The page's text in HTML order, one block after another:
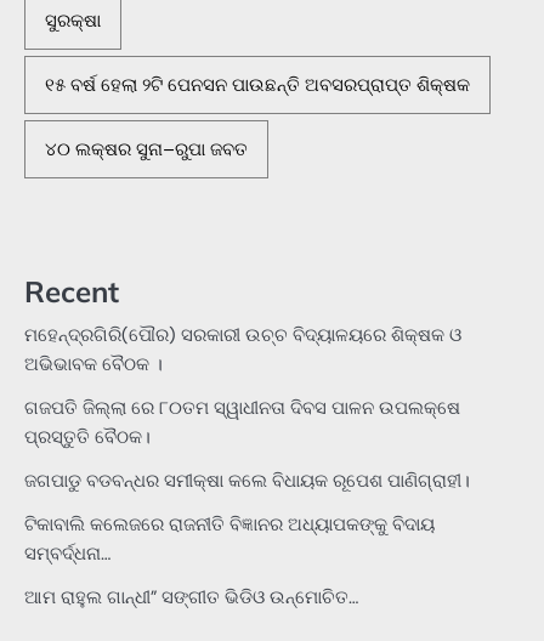
ସୁରକ୍ଷା
୧୫ ବର୍ଷ ହେଲା ୨ଟି ପେନସନ ପାଉଛନ୍ତି ଅବସରପ୍ରାପ୍ତ ଶିକ୍ଷକ
୪୦ ଲକ୍ଷର ସୁନା–ରୁପା ଜବତ
Recent
ମହେନ୍ଦ୍ରଗିରି(ପୌର) ସରକାରୀ ଉଚ୍ଚ ବିଦ୍ୟାଳୟରେ ଶିକ୍ଷକ ଓ
ଅଭିଭାବକ ବୈଠକ ।
ଗଜପତି ଜିଲ୍ଲା ରେ ୮୦ତମ ସ୍ୱାଧୀନତା ଦିବସ ପାଳନ ଉପଲକ୍ଷେ
ପ୍ରସ୍ତୁତି ବୈଠକ।
ଜଗପାଡୁ ବଡବନ୍ଧର ସମୀକ୍ଷା କଲେ ବିଧାୟକ ରୂପେଶ ପାଣିଗ୍ରାହୀ।
ଟିକାବାଲି କଲେଜରେ ରାଜନୀତି ବିଜ୍ଞାନର ଅଧ୍ୟାପକଙ୍କୁ ବିଦାୟ
ସମ୍ବର୍ଦ୍ଧନା…
ଆମ ରାହୁଲ ଗାନ୍ଧୀ” ସଙ୍ଗୀତ ଭିଡିଓ ଉନ୍ମୋଚିତ…